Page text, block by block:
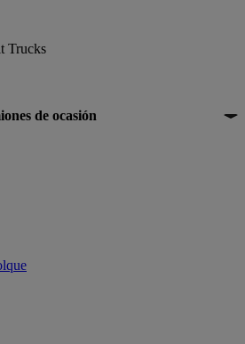
Trucks
de ocasión
de camiones de ocasión